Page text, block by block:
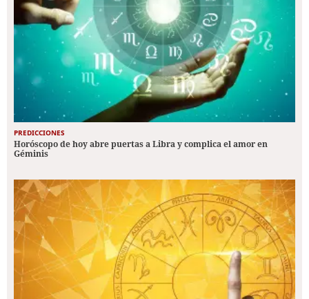
PREDICCIONES
Horóscopo de hoy abre puertas a Libra y complica el amor en
Géminis